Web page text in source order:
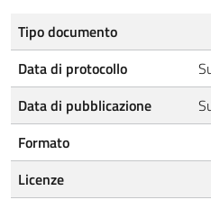
Tipo documento
Data di protocollo
Data di pubblicazione
Formato
Licenze